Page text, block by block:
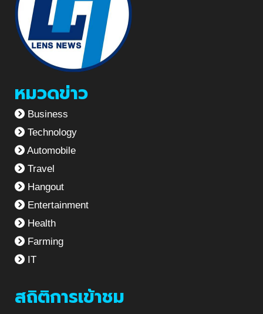
หมวดข่าว
Business
Technology
Automobile
Travel
Hangout
Entertainment
Health
Farming
IT
สถิติการเข้าชม